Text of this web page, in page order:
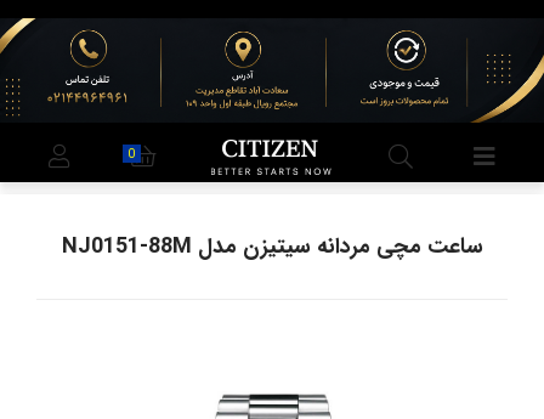
ساعت مچی مردانه سیتیزن مدل NJ0151-88M
0